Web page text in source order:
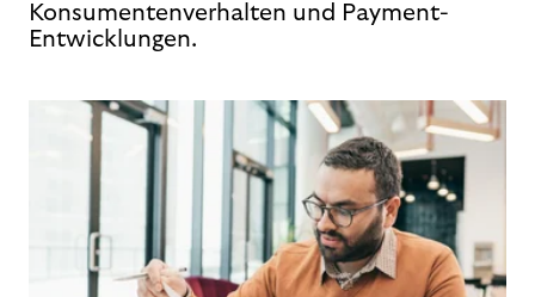
Konsumentenverhalten und Payment-
Entwicklungen.